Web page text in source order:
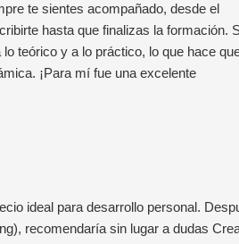
te sientes acompañado, desde el
hasta que finalizas la formación.
teórico y a lo práctico, lo que hace
¡Para mí fue una excelente
ideal para desarrollo personal.
recomendaría sin lugar a dudas